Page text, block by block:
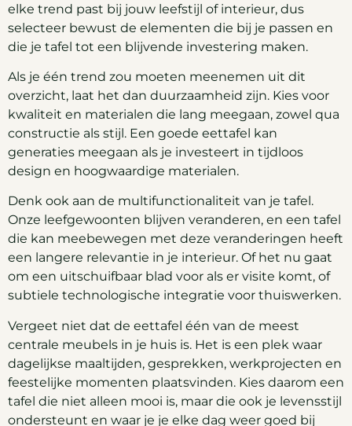
elke trend past bij jouw leefstijl of interieur, dus
selecteer bewust de elementen die bij je passen en
die je tafel tot een blijvende investering maken.
Als je één trend zou moeten meenemen uit dit
overzicht, laat het dan duurzaamheid zijn. Kies voor
kwaliteit en materialen die lang meegaan, zowel qua
constructie als stijl. Een goede eettafel kan
generaties meegaan als je investeert in tijdloos
design en hoogwaardige materialen.
Denk ook aan de multifunctionaliteit van je tafel.
Onze leefgewoonten blijven veranderen, en een tafel
die kan meebewegen met deze veranderingen heeft
een langere relevantie in je interieur. Of het nu gaat
om een uitschuifbaar blad voor als er visite komt, of
subtiele technologische integratie voor thuiswerken.
Vergeet niet dat de eettafel één van de meest
centrale meubels in je huis is. Het is een plek waar
dagelijkse maaltijden, gesprekken, werkprojecten en
feestelijke momenten plaatsvinden. Kies daarom een
tafel die niet alleen mooi is, maar die ook je levensstijl
ondersteunt en waar je je elke dag weer goed bij